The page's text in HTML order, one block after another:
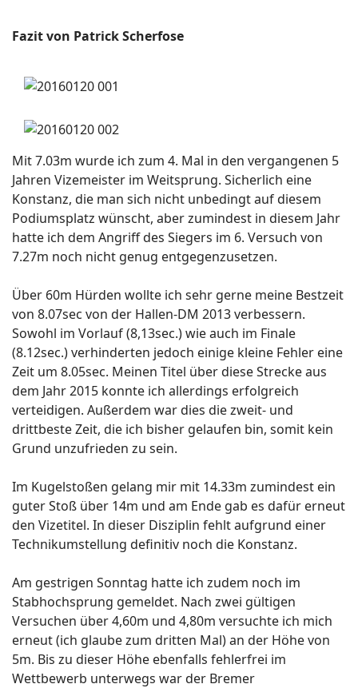
Fazit von Patrick Scherfose
Mit 7.03m wurde ich zum 4. Mal in den vergangenen 5
Jahren Vizemeister im Weitsprung. Sicherlich eine
Konstanz, die man sich nicht unbedingt auf diesem
Podiumsplatz wünscht, aber zumindest in diesem Jahr
hatte ich dem Angriff des Siegers im 6. Versuch von
7.27m noch nicht genug entgegenzusetzen.
Über 60m Hürden wollte ich sehr gerne meine Bestzeit
von 8.07sec von der Hallen-DM 2013 verbessern.
Sowohl im Vorlauf (8,13sec.) wie auch im Finale
(8.12sec.) verhinderten jedoch einige kleine Fehler eine
Zeit um 8.05sec. Meinen Titel über diese Strecke aus
dem Jahr 2015 konnte ich allerdings erfolgreich
verteidigen. Außerdem war dies die zweit- und
drittbeste Zeit, die ich bisher gelaufen bin, somit kein
Grund unzufrieden zu sein.
Im Kugelstoßen gelang mir mit 14.33m zumindest ein
guter Stoß über 14m und am Ende gab es dafür erneut
den Vizetitel. In dieser Disziplin fehlt aufgrund einer
Technikumstellung definitiv noch die Konstanz.
Am gestrigen Sonntag hatte ich zudem noch im
Stabhochsprung gemeldet. Nach zwei gültigen
Versuchen über 4,60m und 4,80m versuchte ich mich
erneut (ich glaube zum dritten Mal) an der Höhe von
5m. Bis zu dieser Höhe ebenfalls fehlerfrei im
Wettbewerb unterwegs war der Bremer